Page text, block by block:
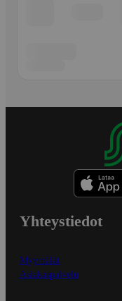
Yhteystiedot
Myymälät
Asiakaspalvelu